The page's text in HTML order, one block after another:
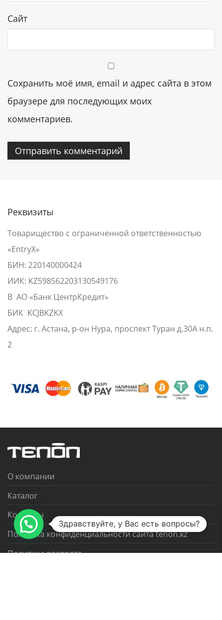
Сайт
Сохранить моё имя, email и адрес сайта в этом
браузере для последующих моих
комментариев.
Реквизиты
Товарищество с ограниченной ответственностью
«EntryX»
БИН: 220140000424
ИИК: KZ598562203130549176
В АО «Банк ЦентрКредит»
БИК KCJBKZKX
Адрес: г. Астана, р-он Нура, проспект Туран д.30А н.п.
2
О компании
Каталог
Контакты
Политика конфиденциальности сайта tenon.kz
Политика возврата
Здравствуйте, у Вас есть вопросы?